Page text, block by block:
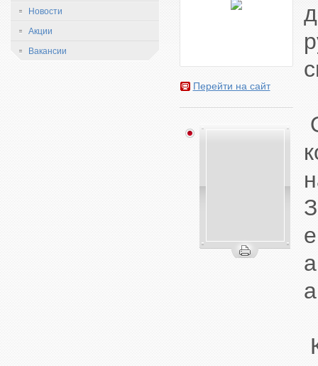
Новости
Акции
Вакансии
Перейти на сайт